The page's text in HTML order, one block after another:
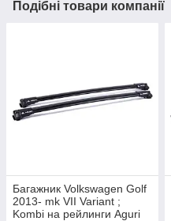
Подібні товари компанії
Багажник Volkswagen Golf
2013- mk VII Variant ;
Kombi на рейлинги Aguri